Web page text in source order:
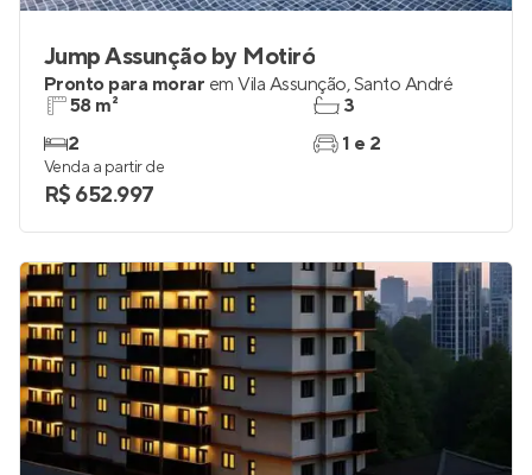
Jump Assunção by Motiró
Pronto para morar em Vila Assunção,Santo André
58 m²
2
3
1 e 2
Venda a partir de
R$ 652.997